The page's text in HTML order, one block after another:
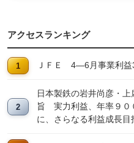
アクセスランキング
ＪＦＥ 4―6月事業利
日本製鉄の岩井尚彦・
旨 実力利益、年率９
に、さらなる利益成長目